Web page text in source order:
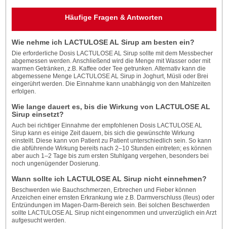
Häufige Fragen & Antworten
Wie nehme ich LACTULOSE AL Sirup am besten ein?
Die erforderliche Dosis LACTULOSE AL Sirup sollte mit dem Messbecher
abgemessen werden. Anschließend wird die Menge mit Wasser oder mit
warmen Getränken, z.B. Kaffee oder Tee getrunken. Alternativ kann die
abgemessene Menge LACTULOSE AL Sirup in Joghurt, Müsli oder Brei
eingerührt werden. Die Einnahme kann unabhängig von den Mahlzeiten
erfolgen.
Wie lange dauert es, bis die Wirkung von LACTULOSE AL
Sirup einsetzt?
Auch bei richtiger Einnahme der empfohlenen Dosis LACTULOSE AL
Sirup kann es einige Zeit dauern, bis sich die gewünschte Wirkung
einstellt. Diese kann von Patient zu Patient unterschiedlich sein. So kann
die abführende Wirkung bereits nach 2–10 Stunden eintreten; es können
aber auch 1–2 Tage bis zum ersten Stuhlgang vergehen, besonders bei
noch ungenügender Dosierung.
Wann sollte ich LACTULOSE AL Sirup nicht einnehmen?
Beschwerden wie Bauchschmerzen, Erbrechen und Fieber können
Anzeichen einer ernsten Erkrankung wie z.B. Darmverschluss (Ileus) oder
Entzündungen im Magen-Darm-Bereich sein. Bei solchen Beschwerden
sollte LACTULOSE AL Sirup nicht eingenommen und unverzüglich ein Arzt
aufgesucht werden.